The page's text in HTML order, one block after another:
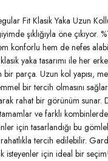
Casual
Fit Klasik Yaka Uzun
şıklığıyla öne çıkıyor.
konforlu hem de nefes
yaka tasarımı ile her
bir parça. Uzun kol yapısı,
bir tercih olmasını
rahat bir görünüm sunar.
tamamlar ve farklı
için tasarlandığı bu
tercih edilebilir.
isteyenler için ideal bir seçim!